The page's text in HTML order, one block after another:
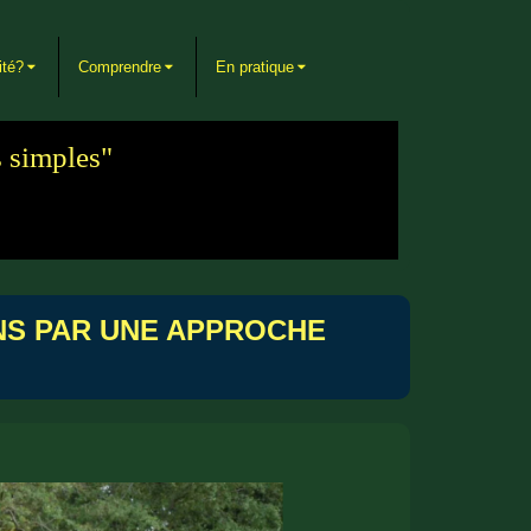
Comprendre En pratique
simples"
PAR UNE APPROCHE